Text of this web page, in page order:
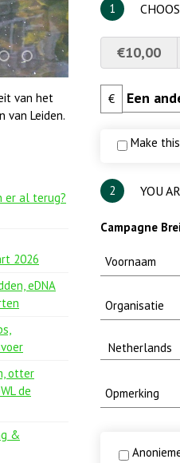
1
€10,00
€
Make
2 YOU
Campagne
fuut met baars
5 snoekje MOOI
28 brasem en rietvoorns 4a
mei2021 1 snoekje elly
smoelenboek fifi en karper
van het
van Leiden.
er al terug?
2026
eDNA
otter
de
&